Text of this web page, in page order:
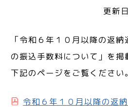
更新
「令和６年１０月以降の返
の振込手数料について」を掲
下記のページをご覧ください。
令和６年１０月以降の返